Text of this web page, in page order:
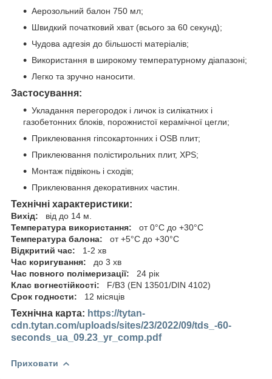
Аерозольний балон 750 мл;
Швидкий початковий хват (всього за 60 секунд);
Чудова адгезія до більшості матеріалів;
Використання в широкому температурному діапазоні;
Легко та зручно наносити.
Застосування:
Укладання перегородок і личок із силікатних і
газобетонних блоків, порожнистої керамічної цегли;
Приклеювання гіпсокартонних і OSB плит;
Приклеювання полістирольних плит, XPS;
Монтаж підвіконь і сходів;
Приклеювання декоративних частин.
Технічні характеристики:
Вихід:
від до 14 м.
Температура використання: от 0°C до +30°C
Температура балона: от +5°C до +30°C
Відкритий час: 1-2 хв
Час коригування: до 3 хв
Час повного полімеризації: 24 рік
Клас вогнестійкості: F/B3 (EN 13501/DIN 4102)
Срок годности: 12 місяців
Технічна карта: https://tytan-
cdn.tytan.com/uploads/sites/23/2022/09/tds_-60-
seconds_ua_09.23_yr_comp.pdf
Приховати